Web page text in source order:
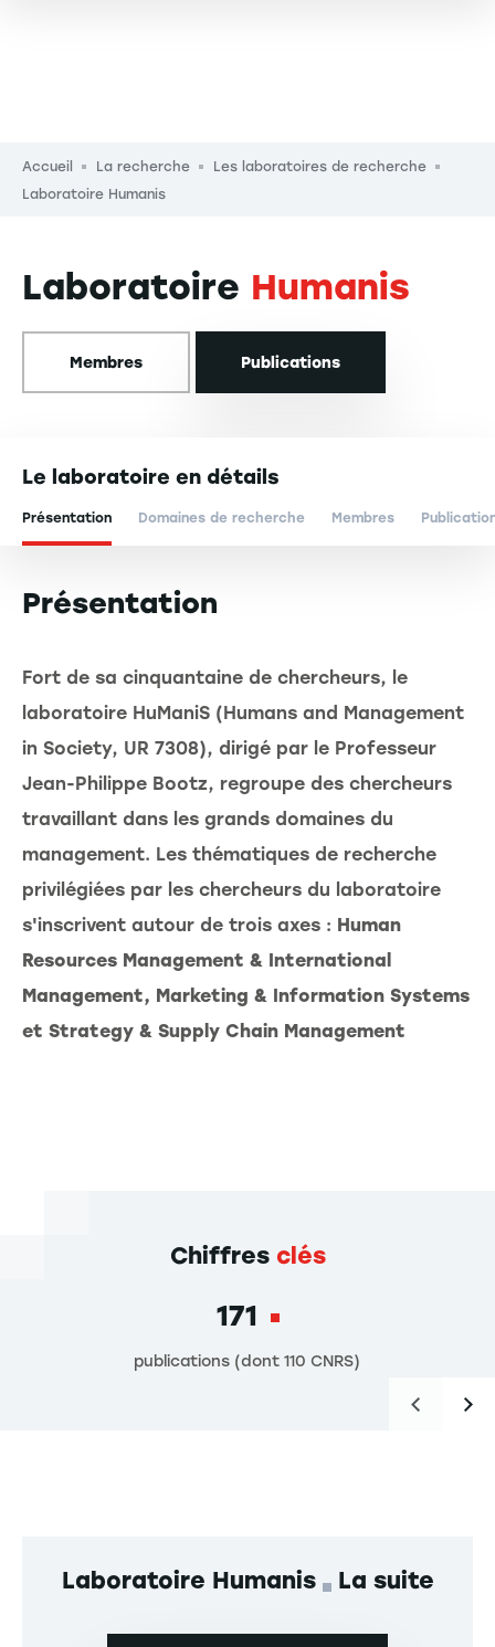
Fil d'Ariane
Accueil La recherche
Les laboratoires de recherche
Laboratoire Humanis
Laboratoire Humanis
Membres Publications
Le laboratoire en détails
Présentation Domaines de recherche Membres
Présentation
Fort de sa cinquantaine de chercheurs, le
laboratoire HuManiS (Humans and Management
in Society, UR 7308), dirigé par le Professeur
Jean-Philippe Bootz, regroupe des chercheurs
travaillant dans les grands domaines du
management. Les thématiques de recherche
privilégiées par les chercheurs du laboratoire
s'inscrivent autour de trois axes : Human
Resources Management & International
Management, Marketing & Information Systems
et Strategy & Supply Chain Management
Chiffres clés
171
publications (dont 110 CNRS)
Laboratoire Humanis La suite